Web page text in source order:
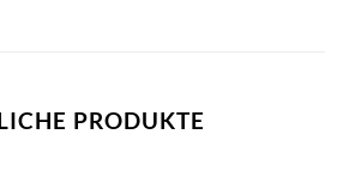
PRODUKTE